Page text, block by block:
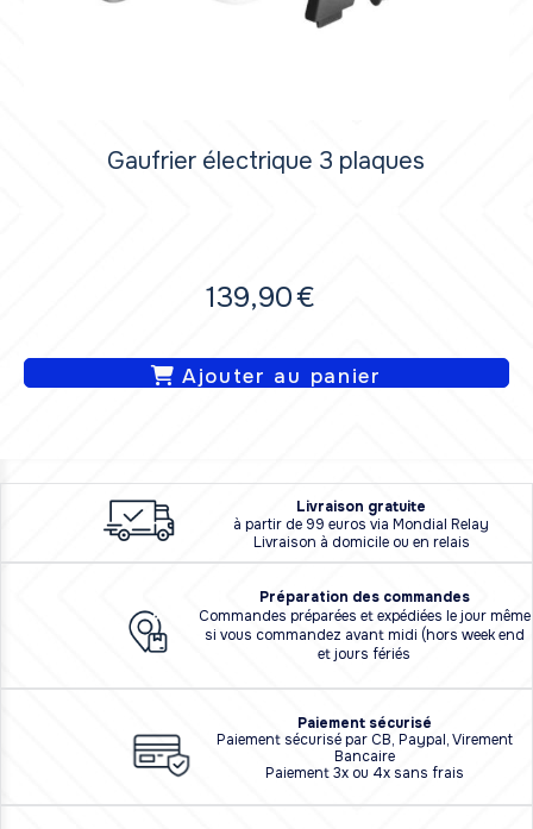
Gaufrier électrique 3 plaques
139,90€
Ajouter au panier
Livraison gratuite
à partir de 99 euros via Mondial Relay
Livraison à domicile ou en relais
Préparation des commandes
Commandes préparées et expédiées le jour même
si vous commandez avant midi (hors week end
et jours fériés
Paiement sécurisé
Paiement sécurisé par CB, Paypal, Virement
Bancaire
Paiement 3x ou 4x sans frais